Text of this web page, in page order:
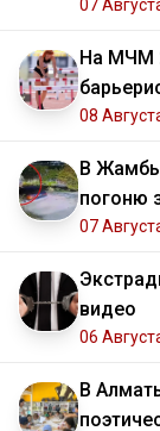
07
На МЧМ
08
В
погоню
07
видео
06
В